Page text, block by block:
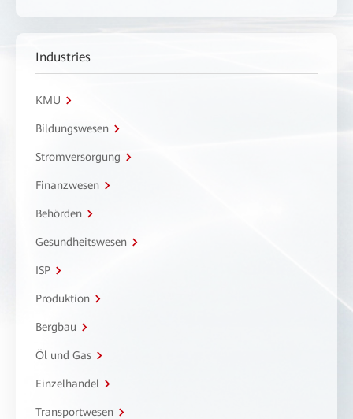
Industries
KMU
Bildungswesen
Stromversorgung
Finanzwesen
Behörden
Gesundheitswesen
ISP
Produktion
Bergbau
Öl und Gas
Einzelhandel
Transportwesen